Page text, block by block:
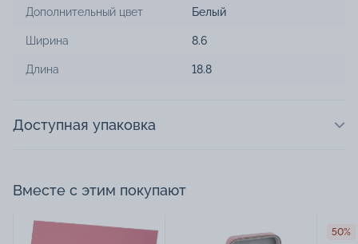
Дополнительный цвет Белый
Ширина 8.6
Длина 18.8
Доступная упаковка
Вместе с этим покупают
50%